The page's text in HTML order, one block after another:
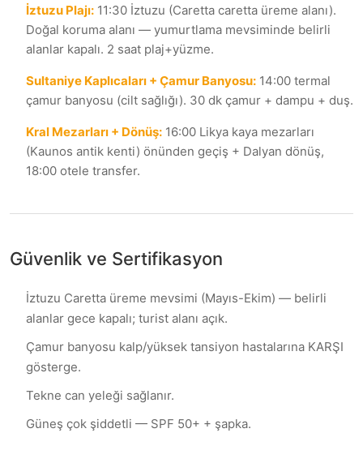
İztuzu Plajı: 11:30 İztuzu (Caretta caretta üreme alanı).
Doğal koruma alanı — yumurtlama mevsiminde belirli
alanlar kapalı. 2 saat plaj+yüzme.
Sultaniye Kaplıcaları + Çamur Banyosu: 14:00 termal
çamur banyosu (cilt sağlığı). 30 dk çamur + dampu + duş.
Kral Mezarları + Dönüş: 16:00 Likya kaya mezarları
(Kaunos antik kenti) önünden geçiş + Dalyan dönüş,
18:00 otele transfer.
Güvenlik ve Sertifikasyon
İztuzu Caretta üreme mevsimi (Mayıs-Ekim) — belirli
alanlar gece kapalı; turist alanı açık.
Çamur banyosu kalp/yüksek tansiyon hastalarına KARŞI
gösterge.
Tekne can yeleği sağlanır.
Güneş çok şiddetli — SPF 50+ + şapka.